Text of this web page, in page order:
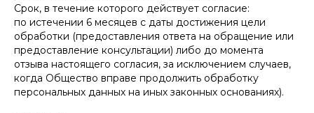
Срок, в течение которого действует согласие:
по истечении 6 месяцев с даты достижения цели
обработки (предоставления ответа на обращение или
предоставление консультации) либо до момента
отзыва настоящего согласия, за исключением случаев,
когда Общество вправе продолжить обработку
персональных данных на иных законных основаниях).